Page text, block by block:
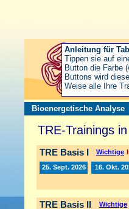
Bioenergetische Analyse
TRE-Trainings
TRE Basis I Wichtige
25. Sept. 2026 16. Okt.
TRE Basis II Wichtige
Anleitung für
Tippen sie auf
Button die Farbe
Buttons wird
Weise alle Ihre